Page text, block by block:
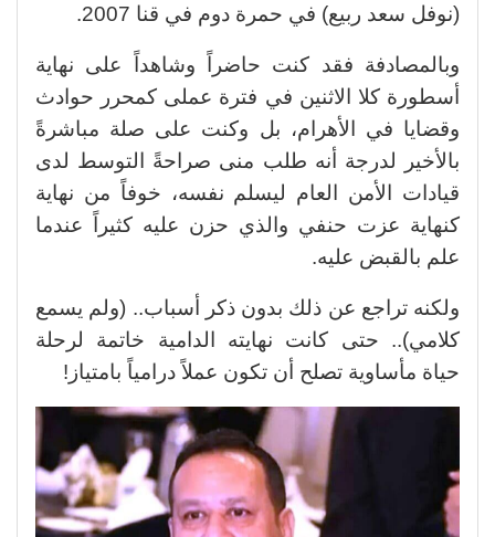
(نوفل سعد ربيع) في حمرة دوم في قنا 2007.
وبالمصادفة فقد كنت حاضراً وشاهداً على نهاية
أسطورة كلا الاثنين في فترة عملى كمحرر حوادث
وقضايا في الأهرام، بل وكنت على صلة مباشرةً
بالأخير لدرجة أنه طلب منى صراحةً التوسط لدى
قيادات الأمن العام ليسلم نفسه، خوفاً من نهاية
كنهاية عزت حنفي والذي حزن عليه كثيراً عندما
علم بالقبض عليه.
ولكنه تراجع عن ذلك بدون ذكر أسباب.. (ولم يسمع
كلامي).. حتى كانت نهايته الدامية خاتمة لرحلة
حياة مأساوية تصلح أن تكون عملاً درامياً بامتياز!